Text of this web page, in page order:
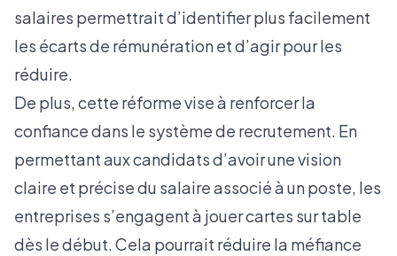
salaires permettrait d’identifier plus facilement
les écarts de rémunération et d’agir pour les
réduire.
De plus, cette réforme vise à renforcer la
confiance dans le système de recrutement. En
permettant aux candidats d’avoir une vision
claire et précise du salaire associé à un poste, les
entreprises s’engagent à jouer cartes sur table
dès le début. Cela pourrait réduire la méfiance